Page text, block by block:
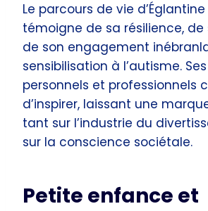
Le parcours de vie
témoigne de sa résilience,
de son engagement
sensibilisation à l’autisme.
personnels et professionnels
d’inspirer, laissant une
tant sur l’industrie du
sur la conscience sociétale.
Petite enfance et